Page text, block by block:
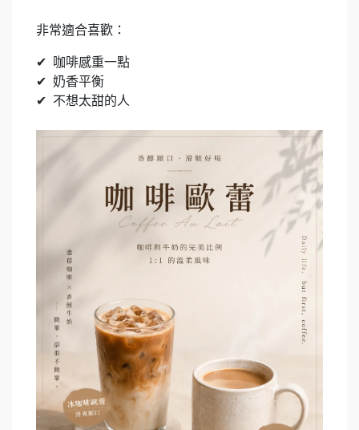
非常適合喜歡：
✔ 咖啡感重一點
✔ 奶香平衡
✔ 不想太甜的人